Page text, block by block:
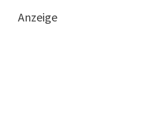
Anzeige